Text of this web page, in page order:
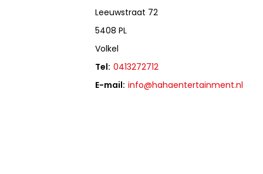
Leeuwstraat 72
5408 PL
Volkel
Tel: 0413272712
E-mail: info@hahaentertainment.nl